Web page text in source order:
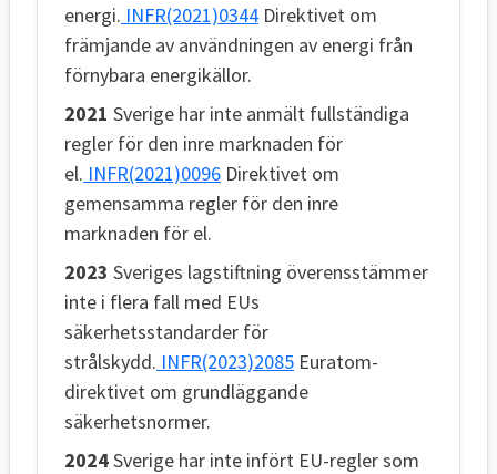
energi. INFR(2021)0344 Direktivet om
främjande av användningen av energi från
förnybara energikällor.
2021 Sverige har inte anmält fullständiga
regler för den inre marknaden för
el. INFR(2021)0096 Direktivet om
gemensamma regler för den inre
marknaden för el.
2023 Sveriges lagstiftning överensstämmer
inte i flera fall med EUs
säkerhetsstandarder för
strålskydd. INFR(2023)2085 Euratom-
direktivet om grundläggande
säkerhetsnormer.
2024Sverige har inte infört EU-regler som